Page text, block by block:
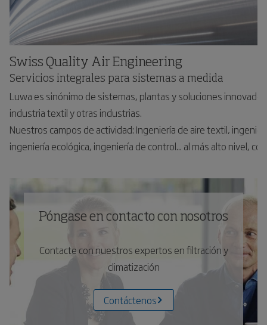
Swiss Quality Air Engineering
Servicios integrales para sistemas a medida
Luwa es sinónimo de sistemas, plantas y soluciones
industria textil y otras industrias.
Nuestros campos de actividad: Ingeniería de aire textil,
ingeniería ecológica, ingeniería de control... al más alto nivel,
Póngase en contacto con nosotros
Contacte con nuestros expertos en filtración y
climatización
Contáctenos